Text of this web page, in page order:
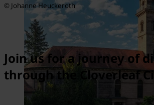
© Johanne Heuckeroth
Join us for a journey of
through the Cloverleaf